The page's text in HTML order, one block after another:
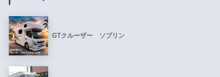
GTクルーザー ソブリン